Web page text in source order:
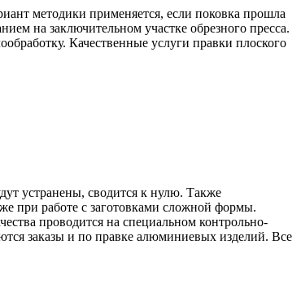
методики применяется, если поковка прошла
на заключительном участке обрезного пресса.
Качественные услуги правки плоского
устранены, сводится к нулю. Также
при работе с заготовками сложной формы.
проводится на специальном контрольно-
заказы и по правке алюминиевых изделий. Все